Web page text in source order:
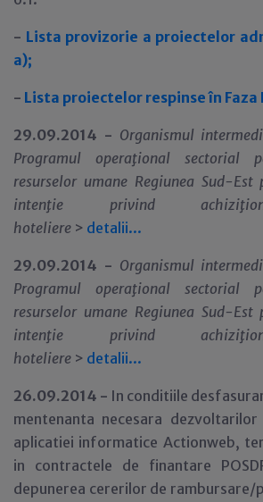
- Lista provizorie a proiectelor
a);
- Lista proiectelor respinse în Faza
29.09.2014 - Organismul
Programul operaţional sectorial
resurselor umane Regiunea Sud-Est
intenţie privind
hoteliere > detalii...
29.09.2014 - Organismul
Programul operaţional sectorial
resurselor umane Regiunea Sud-Est
intenţie privind
hoteliere > detalii...
26.09.2014 - In conditiile
mentenanta necesara
aplicatiei informatice Actionweb,
in contractele de finantare
depunerea cererilor de rambursare/